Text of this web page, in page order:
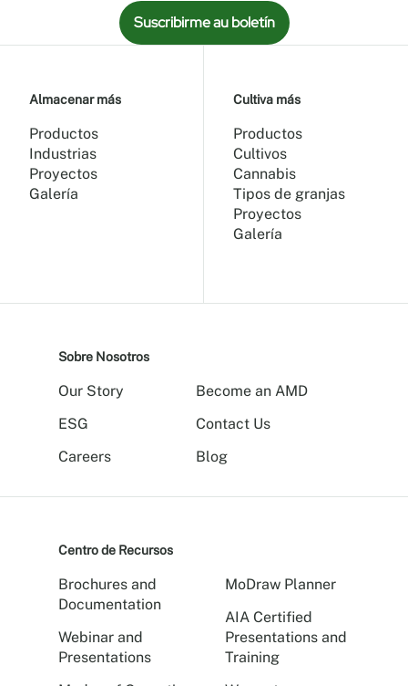
NIVELES:
Suscribirme au boletín
Almacenar más
Productos
Industrias
Proyectos
Galería
Cultiva más
Productos
Cultivos
Cannabis
Tipos de granjas
Proyectos
Galería
Sobre Nosotros
Our Story
ESG
Careers
Become an AMD
Contact Us
Blog
Centro de Recursos
Brochures and
Documentation
Webinar and
Presentations
MoDraw Planner
AIA Certified
Presentations and
Training